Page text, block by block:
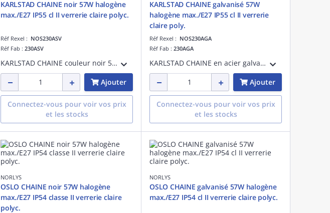
KARLSTAD CHAINE noir 57W halogène
max./E27 IP55 cl II verrerie claire polyc.
Réf Rexel : NOS230ASV
Réf Fab : 230ASV
KARLSTAD CHAINE couleur noir 57W halogène max./E27 IP55 classe II verrerie claire polycarbonate
Ajouter
Connectez-vous pour voir vos prix
et les stocks
KARLSTAD CHAINE galvanisé 57W
halogène max./E27 IP55 cl II verrerie
claire poly.
Réf Rexel : NOS230AGA
Réf Fab : 230AGA
KARLSTAD CHAINE en acier galvanisé 57W halogène max./E27 IP55 classe II verrerie claire polycarbonate
Ajouter
Connectez-vous pour voir vos prix
et les stocks
NORLYS
OSLO CHAINE noir 57W halogène
max./E27 IP54 classe II verrerie claire
polyc.
NORLYS
OSLO CHAINE galvanisé 57W halogène
max./E27 IP54 cl II verrerie claire polyc.